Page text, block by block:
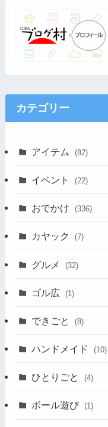
カテゴリー
アイテム (82)
イベント (22)
おでかけ (336)
カヤック (7)
グルメ (32)
ゴル広 (1)
できごと (8)
ハンドメイド (10)
ひとりごと (4)
ボール遊び (1)